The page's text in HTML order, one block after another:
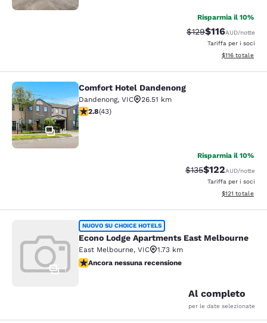
Risparmia il 10%
Tariffa di barratura:
$129Tariffa
$116AUD/notte
Tariffa per i soci
Visualizza i
$116 totale
Comfort Hotel Dandenong
15
Comfort Hotel Dandenong
Dandenong, VIC
26.51 km
Valutazione di 2.81 stelle. Discreto. 43 recensioni
2.8(43)
Risparmia il 10%
Tariffa di barratura:
$135Tariffa
$122AUD/notte
Tariffa per i soci
Visualizza i
$121 totale
Econo Lodge Apartments East
1
NUOVO SU CHOICE HOTELS
Econo Lodge Apartments East Melbourne
East Melbourne, VIC
1.73 km
Ancora nessuna recensione
Ancora nessuna recensione
Al completo
per le date selezionate